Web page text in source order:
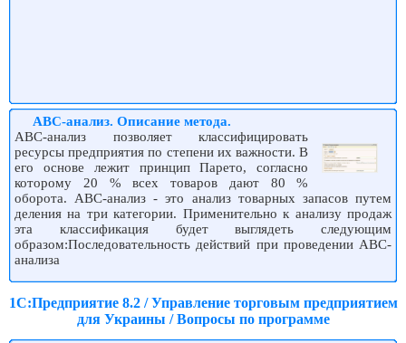
ABC-анализ. Описание метода.
ABC-анализ позволяет классифицировать
ресурсы предприятия по степени их важности. В
его основе лежит принцип Парето, согласно
которому 20 % всех товаров дают 80 %
оборота. ABC-анализ - это анализ товарных запасов путем
деления на три категории. Применительно к анализу продаж
эта классификация будет выглядеть следующим
образом:Последовательность действий при проведении АВС-
анализа
1С:Предприятие 8.2 / Управление торговым предприятием
для Украины / Вопросы по программе